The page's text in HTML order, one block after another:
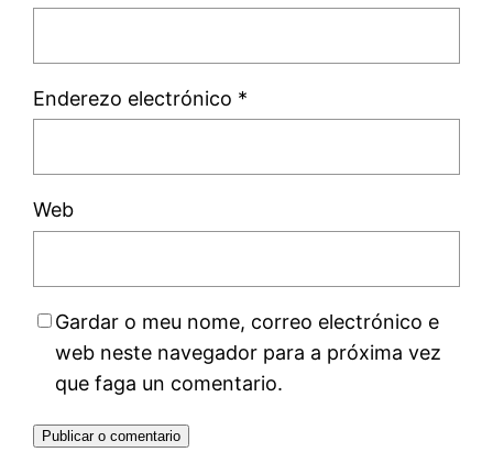
Enderezo electrónico *
Web
Gardar o meu nome, correo electrónico e
web neste navegador para a próxima vez
que faga un comentario.